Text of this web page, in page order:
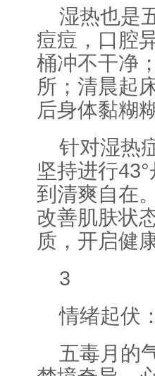
湿热也是
痘痘，口腔
桶冲不干净
所；清晨起
后身体黏糊
针对湿热
坚持进行
到清爽自在
改善肌肤状
质，开启健
3
情绪起伏
五毒月的